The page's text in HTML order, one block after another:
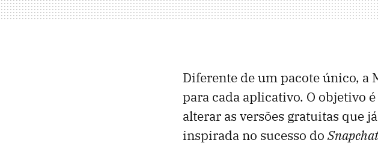
Diferente de um pacote único, a
para cada aplicativo. O objetivo
alterar as versões gratuitas que
inspirada no sucesso do